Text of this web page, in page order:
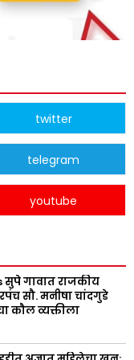
twitter
telegram
youtube
सुपे गावात राजकीय
सौ. मनीषा चांदगुडे
कौल व्यक्तीला